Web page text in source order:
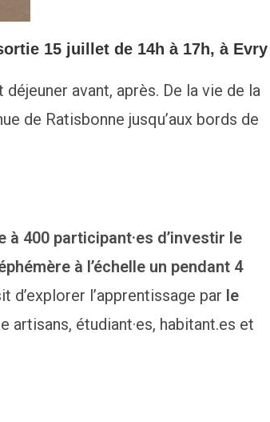
15 juillet de 14h à 17h, à Evry
avant, après. De la vie de la
de Ratisbonne jusqu’aux bords de
400 participant·es d’investir le
à l’échelle un pendant 4
d’explorer l’apprentissage par le
étudiant·es, habitant.es et